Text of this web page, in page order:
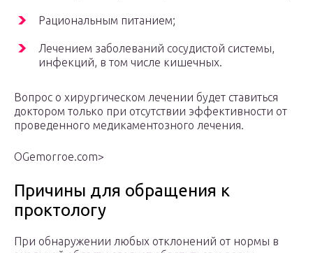
Рациональным питанием;
Лечением заболеваний сосудистой системы,
инфекций, в том числе кишечных.
Вопрос о хирургическом лечении будет ставиться
доктором только при отсутствии эффективности от
проведенного медикаментозного лечения.
OGemorroe.com⁪>
Причины для обращения к
проктологу
При обнаружении любых отклонений от нормы в